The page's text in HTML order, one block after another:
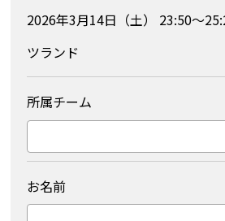
2026年3月14日（土） 23:50〜
ツランド
所属チーム
お名前